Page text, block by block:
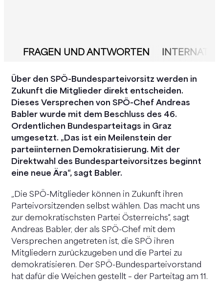
FRAGEN UND ANTWORTEN
Über den SPÖ-Bundesparteivorsitz werden in
Zukunft die Mitglieder direkt entscheiden.
Dieses Versprechen von SPÖ-Chef Andreas
Babler wurde mit dem Beschluss des 46.
Ordentlichen Bundesparteitags in Graz
umgesetzt. „Das ist ein Meilenstein der
parteiinternen Demokratisierung. Mit der
Direktwahl des Bundesparteivorsitzes beginnt
eine neue Ära“, sagt Babler.
„Die SPÖ-Mitglieder können in Zukunft ihren
Parteivorsitzenden selbst wählen. Das macht uns
zur demokratischsten Partei Österreichs“, sagt
Andreas Babler, der als SPÖ-Chef mit dem
Versprechen angetreten ist, die SPÖ ihren
Mitgliedern zurückzugeben und die Partei zu
demokratisieren. Der SPÖ-Bundesparteivorstand
hat dafür die Weichen gestellt – der Parteitag am 11.